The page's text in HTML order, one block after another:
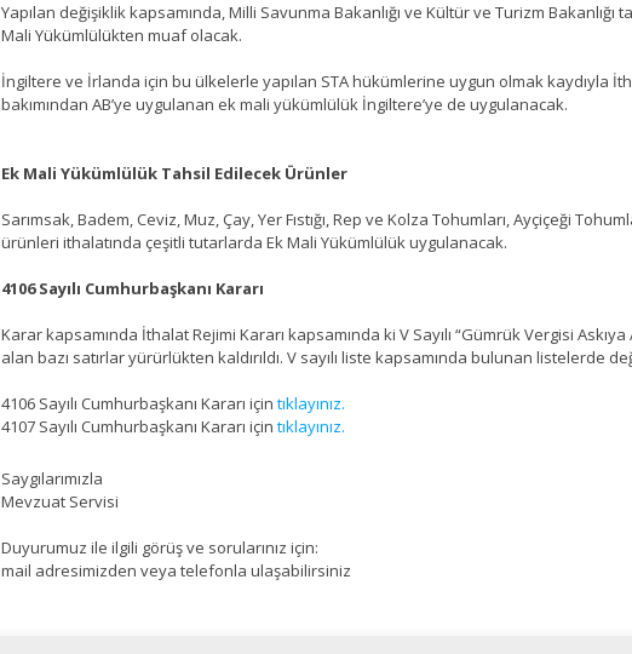
Yapılan değişiklik kapsamında, Milli Savunma Bakanlığı ve Kültür ve Turizm
Mali Yükümlülükten muaf olacak.
İngiltere ve İrlanda için bu ülkelerle yapılan STA hükümlerine uygun olmak kaydıyla
bakımından AB’ye uygulanan ek mali yükümlülük İngiltere’ye de uygulanacak.
Ek Mali Yükümlülük Tahsil Edilecek Ürünler
Sarımsak, Badem, Ceviz, Muz, Çay, Yer Fıstığı, Rep ve Kolza Tohumları, Ayçiçeği
ürünleri ithalatında çeşitli tutarlarda Ek Mali Yükümlülük uygulanacak.
4106 Sayılı Cumhurbaşkanı Kararı
Karar kapsamında İthalat Rejimi Kararı kapsamında ki V Sayılı “Gümrük Vergisi
alan bazı satırlar yürürlükten kaldırıldı. V sayılı liste kapsamında bulunan listelerde
4106 Sayılı Cumhurbaşkanı Kararı için tıklayınız.
4107 Sayılı Cumhurbaşkanı Kararı için tıklayınız.
Saygılarımızla
Mevzuat Servisi
Duyurumuz ile ilgili görüş ve sorularınız için:
mail adresimizden veya telefonla ulaşabilirsiniz